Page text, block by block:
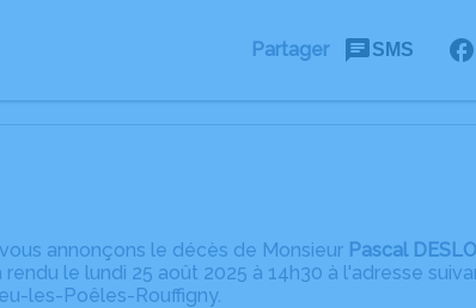
Partager SMS
annonçons le décès de Monsieur Pascal
le lundi 25 août 2025 à 14h30 à l'adresse
les-Poêles-Rouffigny.